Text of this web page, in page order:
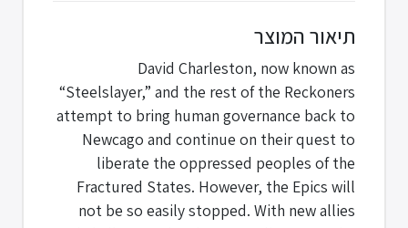
תיאור המוצר
David Charleston, now known as
“Steelslayer,” and the rest of the Reckoners
attempt to bring human governance back to
Newcago and continue on their quest to
liberate the oppressed peoples of the
Fractured States. However, the Epics will
not be so easily stopped. With new allies